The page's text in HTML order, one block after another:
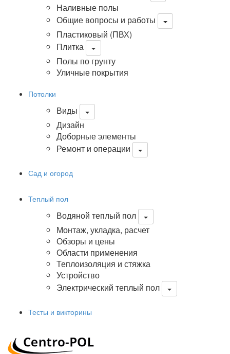
Наливные полы
Общие вопросы и работы
Пластиковый (ПВХ)
Плитка
Полы по грунту
Уличные покрытия
Потолки
Виды
Дизайн
Доборные элементы
Ремонт и операции
Сад и огород
Теплый пол
Водяной теплый пол
Монтаж, укладка, расчет
Обзоры и цены
Области применения
Теплоизоляция и стяжка
Устройство
Электрический теплый пол
Тесты и викторины